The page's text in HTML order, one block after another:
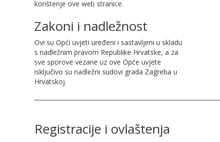
korištenje ove web stranice.
Zakoni i nadležnost
Ovi su Opći uvjeti uređeni i sastavljeni u skladu
s nadležnim pravom Republike Hrvatske, a za
sve sporove vezane uz ove Opće uvjete
isključivo su nadležni sudovi grada Zagreba u
Hrvatskoj.
Registracije i ovlaštenja